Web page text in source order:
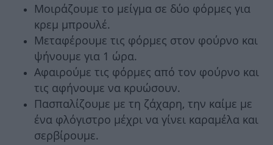
Μοιράζουμε το μείγμα σε δύο φόρμες για
κρεμ μπρουλέ.
Μεταφέρουμε τις φόρμες στον φούρνο και
ψήνουμε για 1 ώρα.
Αφαιρούμε τις φόρμες από τον φούρνο και
τις αφήνουμε να κρυώσουν.
Πασπαλίζουμε με τη ζάχαρη, την καίμε με
ένα φλόγιστρο μέχρι να γίνει καραμέλα και
σερβίρουμε.